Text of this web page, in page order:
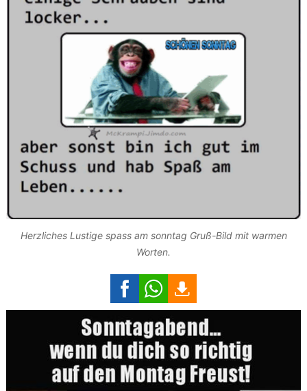
Herzliches Lustige spass am sonntag Gruß-Bild mit warmen
Worten.